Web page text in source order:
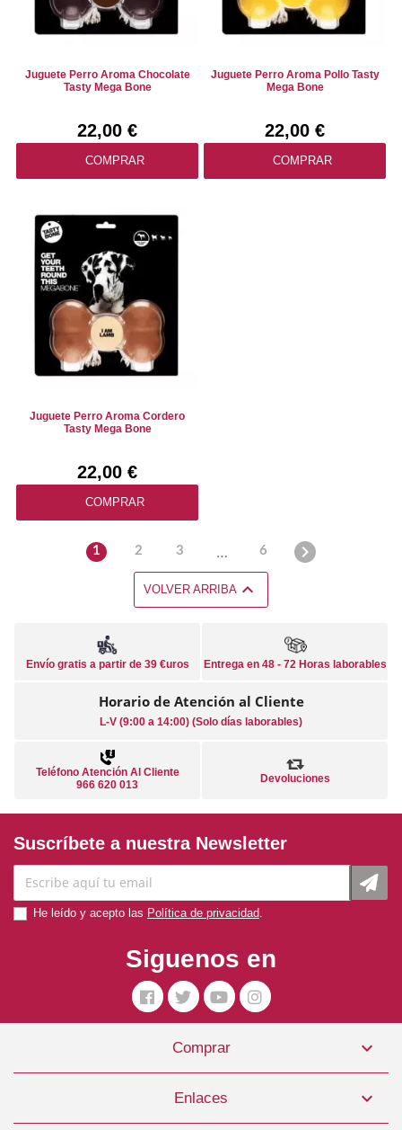
Juguete Perro Aroma Chocolate
Tasty Mega Bone
22,00 €
COMPRAR
Juguete Perro Aroma Pollo Tasty
Mega Bone
22,00 €
COMPRAR
Juguete Perro Aroma Cordero
Tasty Mega Bone
22,00 €
COMPRAR
1 2 3 … 6 
VOLVER ARRIBA 
Envío gratis a partir de 39 €uros Entrega en 48 - 72 Horas laborables
Horario de Atención al Cliente
L-V (9:00 a 14:00) (Solo días laborables)
Teléfono Atención Al Cliente
966 620 013
Devoluciones
Suscríbete a nuestra Newsletter
He leído y acepto las Política de privacidad
Siguenos en
Comprar 
Enlaces 